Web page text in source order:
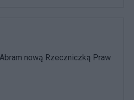
nową Rzeczniczką Praw